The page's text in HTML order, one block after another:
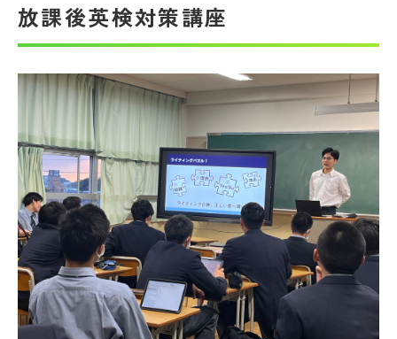
私学探検隊
帰国生受験情報
説明会・イベント情報
よみもの
学校からのお知らせ
学校HP最新情報
放課後英検対策講座